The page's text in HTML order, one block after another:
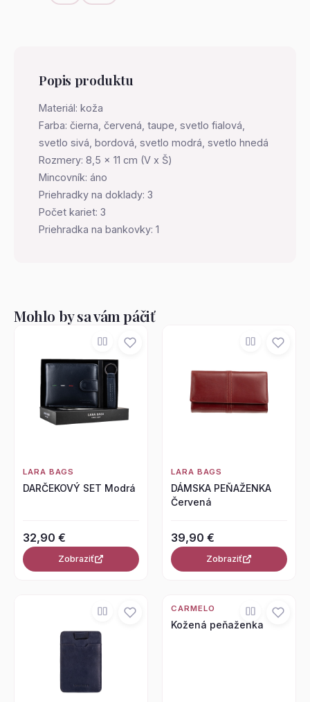
Popis produktu
Materiál: koža
Farba: čierna, červená, taupe, svetlo fialová,
svetlo sivá, bordová, svetlo modrá, svetlo hnedá
Rozmery: 8,5 x 11 cm (V x Š)
Mincovník: áno
Priehradky na doklady: 3
Počet kariet: 3
Priehradka na bankovky: 1
Mohlo by sa vám páčiť
LARA BAGS
DARČEKOVÝ SET Modrá
32,90 €
Zobraziť
LARA BAGS
DÁMSKA PEŇAŽENKA
Červená
39,90 €
Zobraziť
CARMELO
Kožená peňaženka